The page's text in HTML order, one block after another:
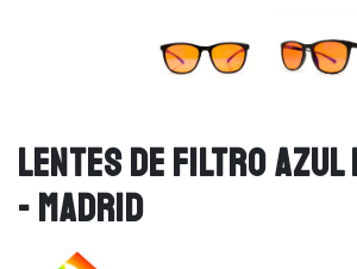
LENTES DE FILTRO
- MADRID